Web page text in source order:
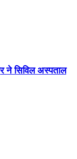
ने सिविल अस्पताल